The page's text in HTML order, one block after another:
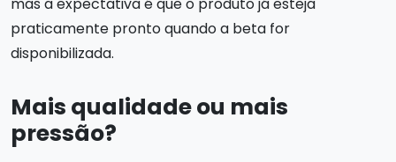
praticamente pronto quando a beta for
disponibilizada.
Mais qualidade ou mais
pressão?